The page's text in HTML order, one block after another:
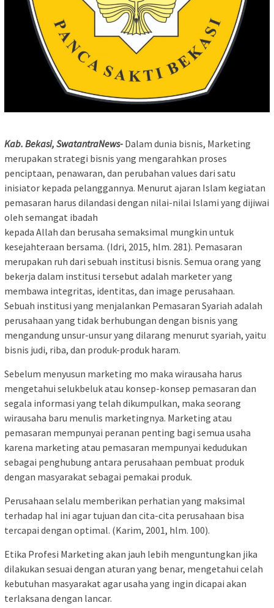
Kab. Bekasi, SwatantraNews- Dalam dunia bisnis, Marketing
merupakan strategi bisnis yang mengarahkan proses
penciptaan, penawaran, dan perubahan values dari satu
inisiator kepada pelanggannya. Menurut ajaran Islam kegiatan
pemasaran harus dilandasi dengan nilai-nilai Islami yang dijiwai
oleh semangat ibadah
kepada Allah dan berusaha semaksimal mungkin untuk
kesejahteraan bersama. (Idri, 2015, hlm. 281). Pemasaran
merupakan ruh dari sebuah institusi bisnis. Semua orang yang
bekerja dalam institusi tersebut adalah marketer yang
membawa integritas, identitas, dan image perusahaan.
Sebuah institusi yang menjalankan Pemasaran Syariah adalah
perusahaan yang tidak berhubungan dengan bisnis yang
mengandung unsur-unsur yang dilarang menurut syariah, yaitu
bisnis judi, riba, dan produk-produk haram.
Sebelum menyusun marketing mo maka wirausaha harus
mengetahui selukbeluk atau konsep-konsep pemasaran dan
segala informasi yang telah dikumpulkan, maka seorang
wirausaha baru menulis marketingnya. Marketing atau
pemasaran mempunyai peranan penting bagi semua usaha
karena marketing atau pemasaran mempunyai kedudukan
sebagai penghubung antara perusahaan pembuat produk
dengan masyarakat sebagai pemakai produk.
Perusahaan selalu memberikan perhatian yang maksimal
terhadap hal ini agar tujuan dan cita-cita perusahaan bisa
tercapai dengan optimal. (Karim, 2001, hlm. 100).
Etika Profesi Marketing akan jauh lebih menguntungkan jika
dilakukan sesuai dengan aturan yang benar, mengetahui celah
kebutuhan masyarakat agar usaha yang ingin dicapai akan
terlaksana dengan lancar.